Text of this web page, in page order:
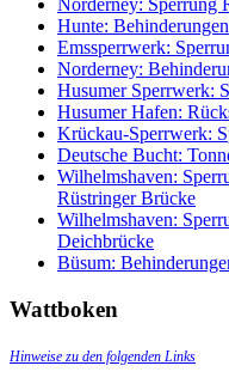
Norderney: Sperrung
Hunte: Behinderungen
Emssperrwerk:
Norderney:
Husumer Sperrwerk:
Husumer Hafen:
Krückau-Sperrwerk:
Deutsche Bucht:
Wilhelmshaven:
Rüstringer Brücke
Wilhelmshaven:
Deichbrücke
Büsum:
Wattboken
Hinweise zu den folgenden Links